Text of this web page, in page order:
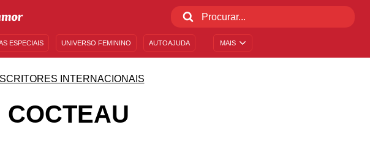
MAIS
ESPECIAIS UNIVERSO FEMININO AUTOAJUDA
INTERNACIONAIS